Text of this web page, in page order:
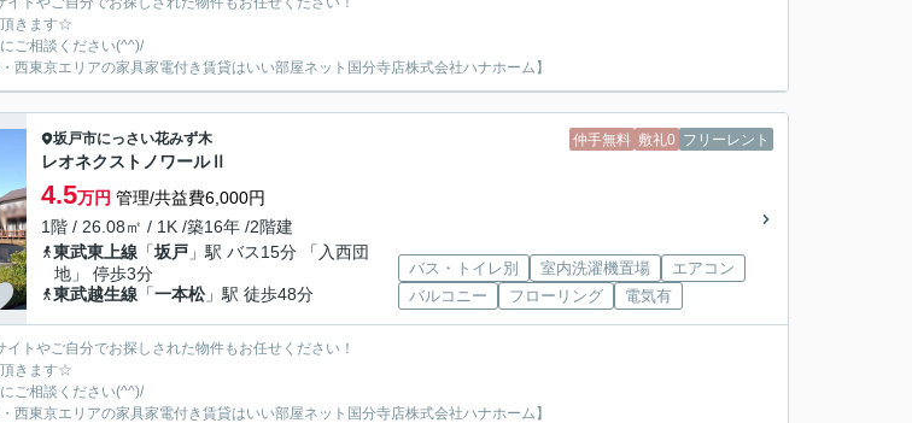
頂きます☆
ご相談ください(^^)/
西東京エリアの家具家電付き賃貸はいい部屋ネット国分寺店株式会社ハナホーム】
仲手無料 敷礼0 フリーレント
坂戸市にっさい花みず木
レオネクストノワールⅡ
4.5万円 管理/共益費6,000円
1階 / 26.08㎡ / 1K /築16年 /2階建
東武東上線 「坂戸 」駅 バス15分 「入西団
地」 停歩3分
東武越生線 「一本松」駅 徒歩48分
バス・トイレ別 室内洗濯機置場
エアコン
バルコニー
フローリング 電気有
トやご自分でお探しされた物件もお任せください！
頂きます☆
ご相談ください(^^)/
西東京エリアの家具家電付き賃貸はいい部屋ネット国分寺店株式会社ハナホーム】